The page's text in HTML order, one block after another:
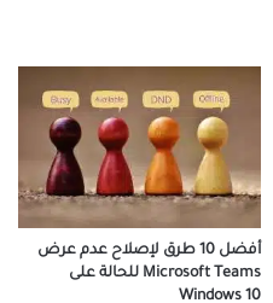
أفضل 10 طرق لإصلاح عدم عرض
Microsoft Teams للحالة على
Windows 10